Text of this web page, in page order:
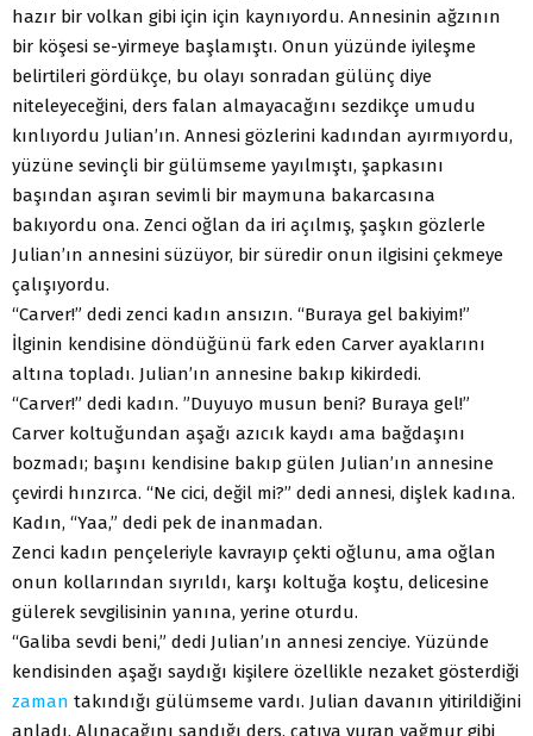
hazır bir volkan gibi için için kaynıyordu. Annesinin ağzının
bir köşesi se-yirmeye başlamıştı. Onun yüzünde iyileşme
belirtileri gördükçe, bu olayı sonradan gülünç diye
niteleyeceğini, ders falan almayacağını sezdikçe umudu
kınlıyordu Julian’ın. Annesi gözlerini kadından ayırmıyordu,
yüzüne sevinçli bir gülümseme yayılmıştı, şapkasını
başından aşıran sevimli bir maymuna bakarcasına
bakıyordu ona. Zenci oğlan da iri açılmış, şaşkın gözlerle
Julian’ın annesini süzüyor, bir süredir onun ilgisini çekmeye
çalışıyordu.
“Carver!” dedi zenci kadın ansızın. “Buraya gel bakiyim!”
İlginin kendisine döndüğünü fark eden Carver ayaklarını
altına topladı. Julian’ın annesine bakıp kikirdedi.
“Carver!” dedi kadın. ”Duyuyo musun beni? Buraya gel!”
Carver koltuğundan aşağı azıcık kaydı ama bağdaşını
bozmadı; başını kendisine bakıp gülen Julian’ın annesine
çevirdi hınzırca. “Ne cici, değil mi?” dedi annesi, dişlek kadına.
Kadın, “Yaa,” dedi pek de inanmadan.
Zenci kadın pençeleriyle kavrayıp çekti oğlunu, ama oğlan
onun kollarından sıyrıldı, karşı koltuğa koştu, delicesine
gülerek sevgilisinin yanına, yerine oturdu.
“Galiba sevdi beni,” dedi Julian’ın annesi zenciye. Yüzünde
kendisinden aşağı saydığı kişilere özellikle nezaket gösterdiği
zaman takındığı gülümseme vardı. Julian davanın yitirildiğini
anladı. Alınacağını sandığı ders, çatıya vuran yağmur gibi